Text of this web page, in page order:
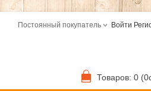
Постоянный покупатель Войти
Товаров: 0